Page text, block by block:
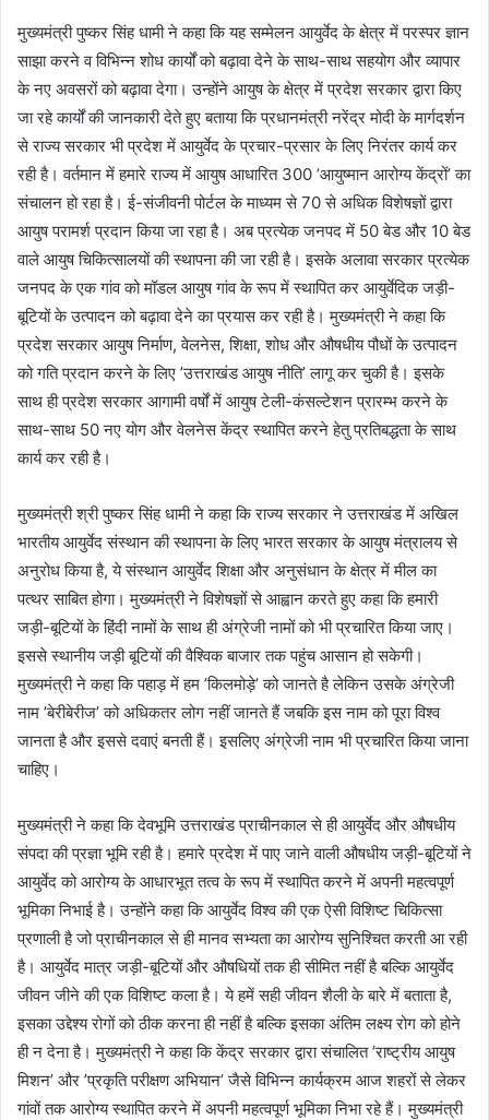
मुख्यमंत्री पुष्कर सिंह धामी ने कहा कि यह सम्मेलन आयुर्वेद के क्षेत्र में परस्पर ज्ञान
साझा करने व विभिन्न शोध कार्यों को बढ़ावा देने के साथ-साथ सहयोग और व्यापार
के नए अवसरों को बढ़ावा देगा। उन्होंने आयुष के क्षेत्र में प्रदेश सरकार द्वारा किए
जा रहे कार्यों की जानकारी देते हुए बताया कि प्रधानमंत्री नरेंद्र मोदी के मार्गदर्शन
से राज्य सरकार भी प्रदेश में आयुर्वेद के प्रचार-प्रसार के लिए निरंतर कार्य कर
रही है। वर्तमान में हमारे राज्य में आयुष आधारित 300 ’आयुष्मान आरोग्य केंद्रों’ का
संचालन हो रहा है। ई-संजीवनी पोर्टल के माध्यम से 70 से अधिक विशेषज्ञों द्वारा
आयुष परामर्श प्रदान किया जा रहा है। अब प्रत्येक जनपद में 50 बेड और 10 बेड
वाले आयुष चिकित्सालयों की स्थापना की जा रही है। इसके अलावा सरकार प्रत्येक
जनपद के एक गांव को मॉडल आयुष गांव के रूप में स्थापित कर आयुर्वेदिक जड़ी-
बूटियों के उत्पादन को बढ़ावा देने का प्रयास कर रही है। मुख्यमंत्री ने कहा कि
प्रदेश सरकार आयुष निर्माण, वेलनेस, शिक्षा, शोध और औषधीय पौधों के उत्पादन
को गति प्रदान करने के लिए ’उत्तराखंड आयुष नीति’ लागू कर चुकी है। इसके
साथ ही प्रदेश सरकार आगामी वर्षों में आयुष टेली-कंसल्टेशन प्रारम्भ करने के
साथ-साथ 50 नए योग और वेलनेस केंद्र स्थापित करने हेतु प्रतिबद्धता के साथ
कार्य कर रही है।
मुख्यमंत्री श्री पुष्कर सिंह धामी ने कहा कि राज्य सरकार ने उत्तराखंड में अखिल
भारतीय आयुर्वेद संस्थान की स्थापना के लिए भारत सरकार के आयुष मंत्रालय से
अनुरोध किया है, ये संस्थान आयुर्वेद शिक्षा और अनुसंधान के क्षेत्र में मील का
पत्थर साबित होगा। मुख्यमंत्री ने विशेषज्ञों से आह्वान करते हुए कहा कि हमारी
जड़ी-बूटियों के हिंदी नामों के साथ ही अंग्रेजी नामों को भी प्रचारित किया जाए।
इससे स्थानीय जड़ी बूटियों की वैश्विक बाजार तक पहुंच आसान हो सकेगी।
मुख्यमंत्री ने कहा कि पहाड़ में हम ’किलमोड़े’ को जानते है लेकिन उसके अंग्रेजी
नाम ’बेरीबेरीज’ को अधिकतर लोग नहीं जानते हैं जबकि इस नाम को पूरा विश्व
जानता है और इससे दवाएं बनती हैं। इसलिए अंग्रेजी नाम भी प्रचारित किया जाना
चाहिए।
मुख्यमंत्री ने कहा कि देवभूमि उत्तराखंड प्राचीनकाल से ही आयुर्वेद और औषधीय
संपदा की प्रज्ञा भूमि रही है। हमारे प्रदेश में पाए जाने वाली औषधीय जड़ी-बूटियों ने
आयुर्वेद को आरोग्य के आधारभूत तत्व के रूप में स्थापित करने में अपनी महत्वपूर्ण
भूमिका निभाई है। उन्होंने कहा कि आयुर्वेद विश्व की एक ऐसी विशिष्ट चिकित्सा
प्रणाली है जो प्राचीनकाल से ही मानव सभ्यता का आरोग्य सुनिश्चित करती आ रही
है। आयुर्वेद मात्र जड़ी-बूटियों और औषधियों तक ही सीमित नहीं है बल्कि आयुर्वेद
जीवन जीने की एक विशिष्ट कला है। ये हमें सही जीवन शैली के बारे में बताता है,
इसका उद्देश्य रोगों को ठीक करना ही नहीं है बल्कि इसका अंतिम लक्ष्य रोग को होने
ही न देना है। मुख्यमंत्री ने कहा कि केंद्र सरकार द्वारा संचालित ’राष्ट्रीय आयुष
मिशन’ और ’प्रकृति परीक्षण अभियान’ जैसे विभिन्न कार्यक्रम आज शहरों से लेकर
गांवों तक आरोग्य स्थापित करने में अपनी महत्वपूर्ण भूमिका निभा रहे हैं। मुख्यमंत्री